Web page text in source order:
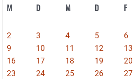
M D M D F
2
3 4 5 6
9
10 11 12 13
16
17 18 19 20
23
24 25 26 27